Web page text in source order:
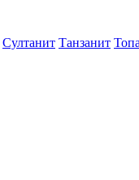
Султанит Танзанит